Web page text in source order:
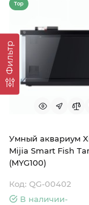
Фильтр
Top
Умный аквариум
Mijia Smart Fish
(MYG100)
Код: QG-00402
В наличии-